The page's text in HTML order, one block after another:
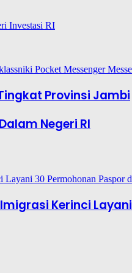
Investasi RI
Pocket Messenger
Provinsi Jambi
Negeri RI
Kerinci